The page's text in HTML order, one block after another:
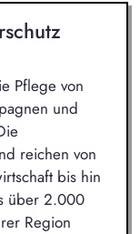
Pflege von
und
reichen von
bis hin
über 2.000
Region